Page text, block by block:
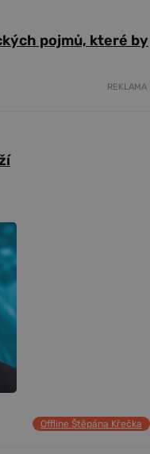
pojmů, které by
REKLAMA
Offline Štěpána Křečka